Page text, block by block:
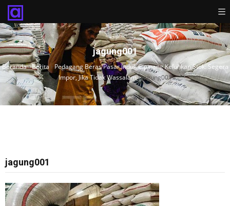
jagung001
Beranda›Berita›Pedagang Beras Pasar Induk Cipinang Keluhkan Stok: Segera
Impor, Jika Tidak Wassalam›jagung001
jagung001